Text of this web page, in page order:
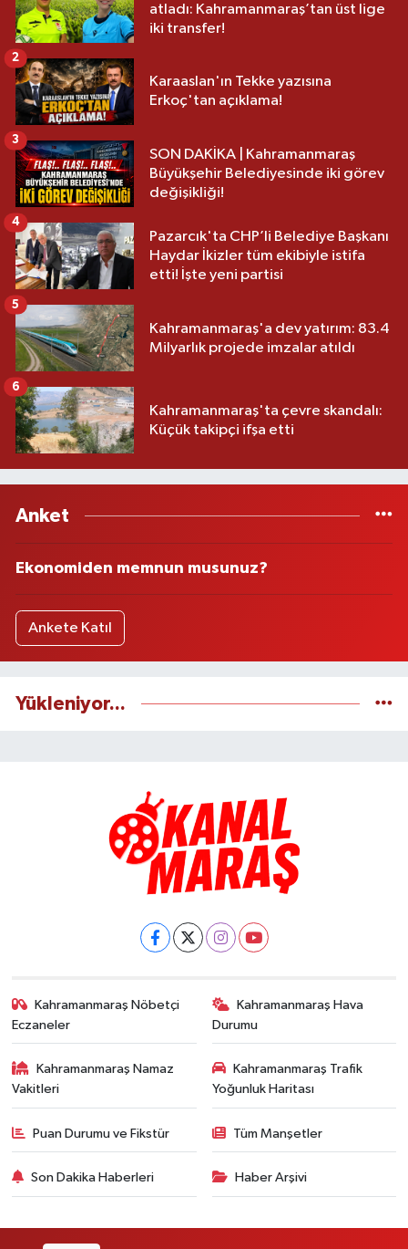
atladı: Kahramanmaraş’tan üst lige
iki transfer!
Karaaslan'ın Tekke yazısına
Erkoç'tan açıklama!
2
SON DAKİKA | Kahramanmaraş
Büyükşehir Belediyesinde iki görev
değişikliği!
3
Pazarcık'ta CHP’li Belediye Başkanı
Haydar İkizler tüm ekibiyle istifa
etti! İşte yeni partisi
4
Kahramanmaraş'a dev yatırım: 83.4
Milyarlık projede imzalar atıldı
5
Kahramanmaraş'ta çevre skandalı:
Küçük takipçi ifşa etti
6
Anket
Ekonomiden memnun musunuz?
Ankete Katıl
Yükleniyor...
Kahramanmaraş Nöbetçi
Eczaneler
Kahramanmaraş Hava
Durumu
Kahramanmaraş Namaz
Vakitleri
Kahramanmaraş Trafik
Yoğunluk Haritası
Puan Durumu ve Fikstür Tüm Manşetler
Son Dakika Haberleri Haber Arşivi